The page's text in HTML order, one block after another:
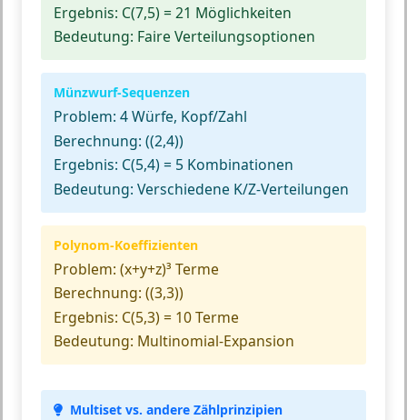
Ergebnis: C(7,5) = 21 Möglichkeiten
Bedeutung: Faire Verteilungsoptionen
Münzwurf-Sequenzen
Problem: 4 Würfe, Kopf/Zahl
Berechnung: ((2,4))
Ergebnis: C(5,4) = 5 Kombinationen
Bedeutung: Verschiedene K/Z-Verteilungen
Polynom-Koeffizienten
Problem: (x+y+z)³ Terme
Berechnung: ((3,3))
Ergebnis: C(5,3) = 10 Terme
Bedeutung: Multinomial-Expansion
Multiset vs. andere Zählprinzipien